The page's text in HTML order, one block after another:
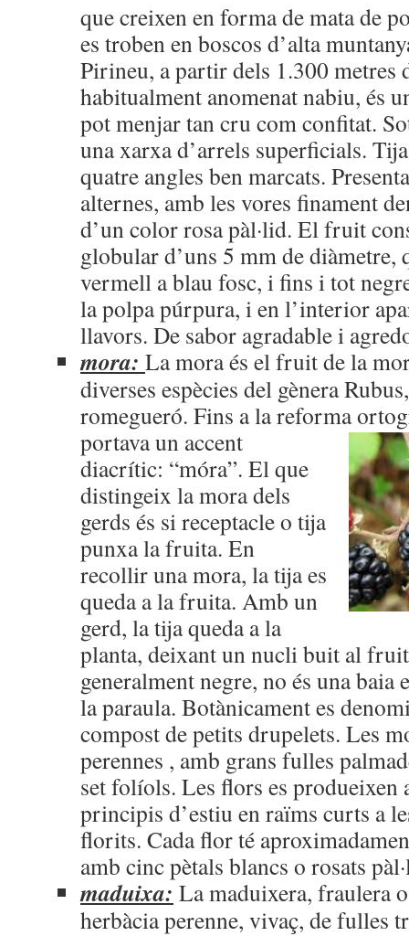
que creixen en forma de mata de
es troben en boscos d’alta
Pirineu, a partir dels 1.300 metres
habitualment anomenat nabiu, és
pot menjar tan cru com confitat.
una xarxa d’arrels superficials.
quatre angles ben marcats.
alternes, amb les vores finament
d’un color rosa pàl·lid. El fruit
globular d’uns 5 mm de diàmetre,
vermell a blau fosc, i fins i tot
la polpa púrpura, i en l’interior
llavors. De sabor agradable i
mora: La mora és el fruit de la
diverses espècies del gènera
romegueró. Fins a la reforma
portava un accent
diacrític: “móra”. El que
distingeix la mora dels
gerds és si receptacle o tija
punxa la fruita. En
recollir una mora, la tija es
queda a la fruita. Amb un
gerd, la tija queda a la
planta, deixant un nucli buit al
generalment negre, no és una baia
la paraula. Botànicament es
compost de petits drupelets. Les
perennes , amb grans fulles
set folíols. Les flors es produeixen
principis d’estiu en raïms curts a
florits. Cada flor té
amb cinc pètals blancs o rosats
maduixa: La maduixera, fraulera
herbàcia perenne, vivaç, defulles